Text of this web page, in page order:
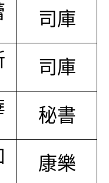
司庫
司庫
秘書
康樂